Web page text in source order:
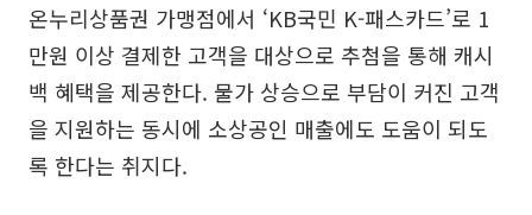
온누리상품권 가맹점에서 ‘KB국민 K-패스카드’로 1
만원 이상 결제한 고객을 대상으로 추첨을 통해 캐시
백 혜택을 제공한다. 물가 상승으로 부담이 커진 고객
을 지원하는 동시에 소상공인 매출에도 도움이 되도
록 한다는 취지다.